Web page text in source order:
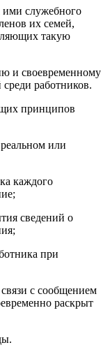
ими служебного
их семей,
такую
и своевременному
работников.
принципов
или
каждого
сведений о
при
с сообщением
раскрыт